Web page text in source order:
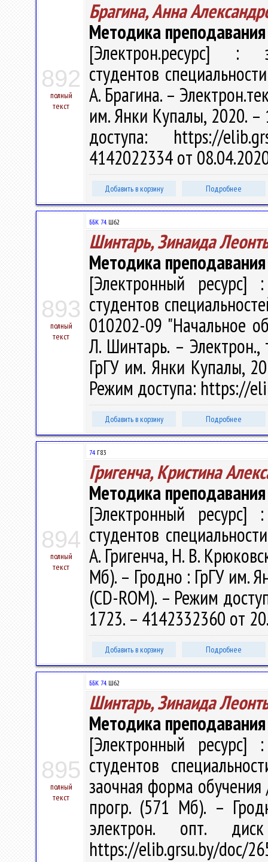
892
полный
текст
Брагина, Анна
Методика
[Электрон.ресурс] :
студентов
А. Брагина. –
им. Янки Купалы, 2020. –
доступа: https://
4142022334 от
Добавить в корзину Подробнее
893
полный
текст
ББК 74.Ш62
Шинтарь, Зинаида
Методика
[Электронный ресурс]
студентов
010202-09 "Начальное
Л. Шинтарь. –
ГрГУ им. Янки Купалы,
Режим доступа: https://
Добавить в корзину Подробнее
894
полный
текст
74 Г83
Григенча, Кристина
Методика
[Электронный ресурс]
студентов
А. Григенча, Н. В.
Мб). – Гродно : ГрГУ им.
(CD-ROM). – Режим
1723. – 4142332360 от
Добавить в корзину Подробнее
895
полный
текст
ББК 74.Ш62
Шинтарь, Зинаида
Методика
[Электронный ресурс]
студентов
заочная форма обучения
прогр. (571 Мб). –
электрон. опт.
https://elib.grsu.by/doc/